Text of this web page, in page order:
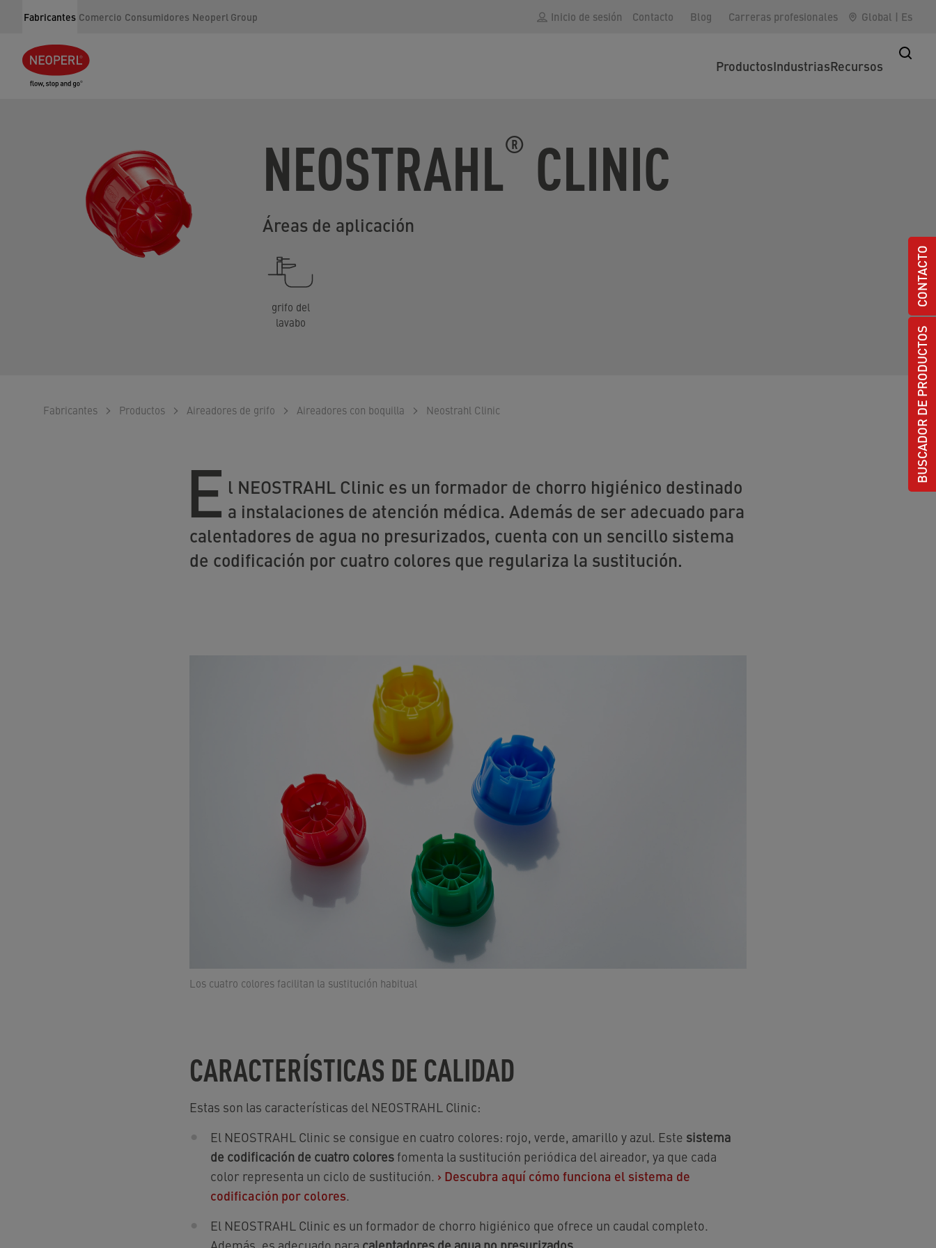
Fabricantes Comercio Consumidores Neoperl Group Inicio de sesión Contacto Blog Carreras profesionales Global | Es
ProductosIndustriasRecursos
NEOSTRAHL® CLINIC
Áreas de aplicación
grifo del
lavabo
Fabricantes Productos Aireadores de grifo Aireadores con boquilla Neostrahl Clinic
E l NEOSTRAHL Clinic es un formador de chorro higiénico destinado
a instalaciones de atención médica. Además de ser adecuado para
calentadores de agua no presurizados, cuenta con un sencillo sistema
de codificación por cuatro colores que regulariza la sustitución.
Los cuatro colores facilitan la sustitución habitual
CARACTERÍSTICAS DE CALIDAD
Estas son las características del NEOSTRAHL Clinic:
El NEOSTRAHL Clinic se consigue en cuatro colores: rojo, verde, amarillo y azul. Este sistema
de codificación de cuatro colores fomenta la sustitución periódica del aireador, ya que cada
color representa un ciclo de sustitución. › Descubra aquí cómo funciona el sistema de
codificación por colores.
El NEOSTRAHL Clinic es un formador de chorro higiénico que ofrece un caudal completo.
BUSCADOR DE PRODUCTOS
CONTACTO